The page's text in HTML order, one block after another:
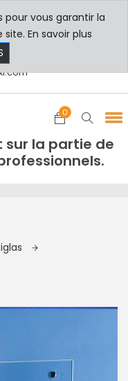
PARTICULIERS
0
la partie de
pour vous garantir la
site. En savoir plus